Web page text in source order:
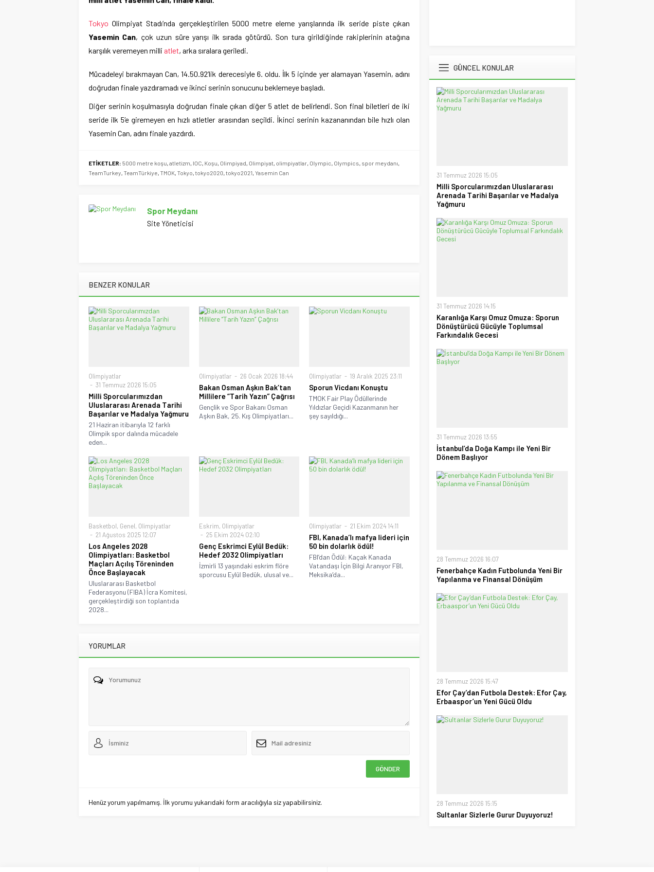
Tokyo Olimpiyat Stadı’nda gerçekleştirilen 5000 metre eleme yarışlarında ilk seride piste çıkan
Yasemin Can, çok uzun süre yarışı ilk sırada götürdü. Son tura girildiğinde rakiplerinin atağına
karşılık veremeyen milli atlet, arka sıralara geriledi.
Mücadeleyi bırakmayan Can, 14.50.92’lik derecesiyle 6. oldu. İlk 5 içinde yer alamayan Yasemin, adını
doğrudan finale yazdıramadı ve ikinci serinin sonucunu beklemeye başladı.
Diğer serinin koşulmasıyla doğrudan finale çıkan diğer 5 atlet de belirlendi. Son final biletleri de iki
seride ilk 5’e giremeyen en hızlı atletler arasından seçildi. İkinci serinin kazananından bile hızlı olan
Yasemin Can, adını finale yazdırdı.
ETİKETLER: 5000 metre koşu, atletizm, IOC, Koşu, Olimpiyad, Olimpiyat, olimpiyatlar, Olympic, Olympics, spor meydanı,
TeamTurkey, TeamTürkiye, TMOK, Tokyo, tokyo2020, tokyo2021, Yasemin Can
Spor Meydanı
Site Yöneticisi
BENZER KONULAR
Olimpiyatlar
31 Temmuz 2026 15:05
Milli Sporcularımızdan
Uluslararası Arenada Tarihi
Başarılar ve Madalya Yağmuru
21 Haziran itibarıyla 12 farklı
Olimpik spor dalında mücadele
eden...
Olimpiyatlar 26 Ocak 2026 18:44
Bakan Osman Aşkın Bak’tan
Millilere “Tarih Yazın” Çağrısı
Gençlik ve Spor Bakanı Osman
Aşkın Bak, 25. Kış Olimpiyatları...
Olimpiyatlar 19 Aralık 2025 23:11
Sporun Vicdanı Konuştu
TMOK Fair Play Ödüllerinde
Yıldızlar Geçidi Kazanmanın her
şey sayıldığı...
Basketbol, Genel, Olimpiyatlar
21 Ağustos 2025 12:07
Los Angeles 2028
Olimpiyatları: Basketbol
Maçları Açılış Töreninden
Önce Başlayacak
Uluslararası Basketbol
Federasyonu (FIBA) İcra Komitesi,
gerçekleştirdiği son toplantıda
2028...
Eskrim, Olimpiyatlar
25 Ekim 2024 02:10
Genç Eskrimci Eylül Bedük:
Hedef 2032 Olimpiyatları
İzmirli 13 yaşındaki eskrim flöre
sporcusu Eylül Bedük, ulusal ve...
Olimpiyatlar 21 Ekim 2024 14:11
FBI, Kanada’lı mafya lideri için
50 bin dolarlık ödül!
FBI’dan Ödül: Kaçak Kanada
Vatandaşı İçin Bilgi Aranıyor FBI,
Meksika’da...
YORUMLAR
Henüz yorum yapılmamış. İlk yorumu yukarıdaki form aracılığıyla siz yapabilirsiniz.
4 Büyüklerin Bu Hafta Maçlarını
19 Ağustos 2021 21:05
28 Temmuz 2026 12:40
uzanan Bay Nalçakan oldu
30 Haziran 2026 17:09
“Şampiyon” Galatasaray
09 Mayıs 2026 23:05
GÜNCEL KONULAR
31 Temmuz 2026 15:05
Milli Sporcularımızdan Uluslararası
Arenada Tarihi Başarılar ve Madalya
Yağmuru
31 Temmuz 2026 14:15
Karanlığa Karşı Omuz Omuza: Sporun
Dönüştürücü Gücüyle Toplumsal
Farkındalık Gecesi
31 Temmuz 2026 13:55
İstanbul’da Doğa Kampı ile Yeni Bir
Dönem Başlıyor
28 Temmuz 2026 16:07
Fenerbahçe Kadın Futbolunda Yeni Bir
Yapılanma ve Finansal Dönüşüm
28 Temmuz 2026 15:47
Efor Çay’dan Futbola Destek: Efor Çay,
Erbaaspor’un Yeni Gücü Oldu
28 Temmuz 2026 15:15
Sultanlar Sizlerle Gurur Duyuyoruz!